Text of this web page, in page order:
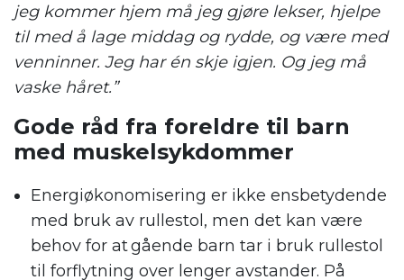
jeg kommer hjem må jeg gjøre lekser, hjelpe
til med å lage middag og rydde, og være med
venninner. Jeg har én skje igjen. Og jeg må
vaske håret.”
Gode råd fra foreldre til barn
med muskelsykdommer
Energiøkonomisering er ikke ensbetydende
med bruk av rullestol, men det kan være
behov for at gående barn tar i bruk rullestol
til forflytning over lenger avstander. På